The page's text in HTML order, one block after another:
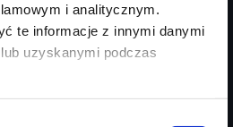
i analitycznym.
te informacje z innymi danymi
uzyskanymi podczas